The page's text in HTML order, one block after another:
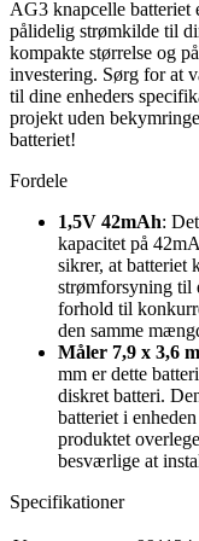
AG3 knapcelle batteriet
pålidelig strømkilde til
kompakte størrelse og
investering. Sørg for at
til dine enheders
projekt uden
batteriet!
Fordele
1,5V 42mAh:
kapacitet på
sikrer, at batteriet
strømforsyning til
forhold til
den samme
Måler 7,9 x 3,6
mm er dette
diskret batteri.
batteriet i
produktet
besværlige at
Specifikationer